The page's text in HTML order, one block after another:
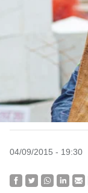
04/09/2015 - 19:30